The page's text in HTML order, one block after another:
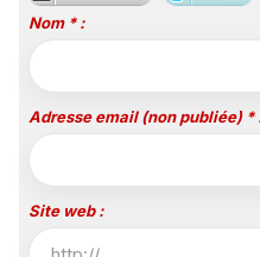
Nom * :
Adresse email (non publiée) *
Site web :